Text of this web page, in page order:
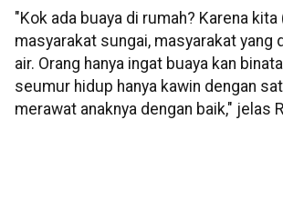
"Kok ada buaya di rumah? Karena
masyarakat sungai, masyarakat yang
air. Orang hanya ingat buaya kan
seumur hidup hanya kawin dengan
merawat anaknya dengan baik," jelas